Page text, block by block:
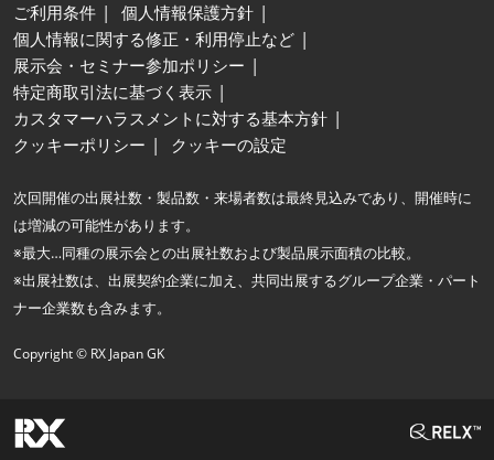
ご利用条件
個人情報保護方針
個人情報に関する修正・利用停止など
展示会・セミナー参加ポリシー
特定商取引法に基づく表示
カスタマーハラスメントに対する基本方針
クッキーポリシー
クッキーの設定
次回開催の出展社数・製品数・来場者数は最終見込みであり、開催時に
は増減の可能性があります。
※最大…同種の展示会との出展社数および製品展示面積の比較。
※出展社数は、出展契約企業に加え、共同出展するグループ企業・パート
ナー企業数も含みます。
Copyright © RX Japan GK